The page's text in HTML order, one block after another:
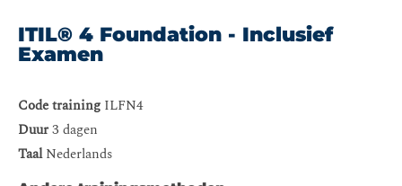
ITIL® 4 Foundation - Inclusief
Examen
Code training ILFN4
Duur3 dagen
TaalNederlands